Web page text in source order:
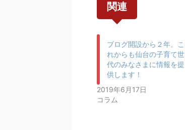
関連
ブログ開設から２年。こ
れからも仙台の子育て世
代のみなさまに情報を提
供します！
2019年6月17日
コラム